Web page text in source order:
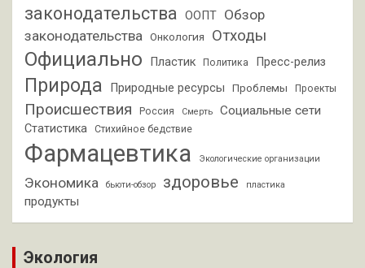
законодательства
ООПТ Обзор
законодательства
Онкология Отходы
Официально Пластик Политика Пресс-релиз
Природа Природные ресурсы Проблемы Проекты
Происшествия Россия Смерть Социальные сети
Статистика Стихийное бедствие
Фармацевтика Экологические организации
Экономика бьюти-обзор здоровье пластика
продукты
Экология